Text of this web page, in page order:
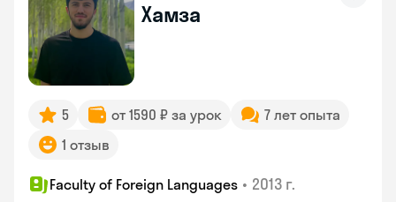
Хамза
5 от 1590 ₽ за урок
7 лет опыта
1 отзыв
Faculty of Foreign Languages • 2013 г.